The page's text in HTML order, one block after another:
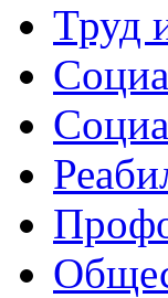
Труд